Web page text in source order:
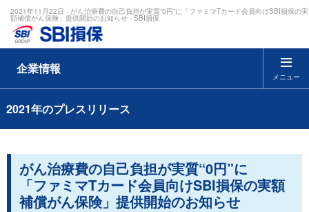
2021年11月22日 - がん治療費の自己負担が実質“0円”に「ファミマTカード会員向けSBI損保の実
額補償がん保険」提供開始のお知らせ - SBI損保
メニュー
企業情報
2021年のプレスリリース
がん治療費の自己負担が実質“0円”に
「ファミマTカード会員向けSBI損保の実額
補償がん保険」提供開始のお知らせ